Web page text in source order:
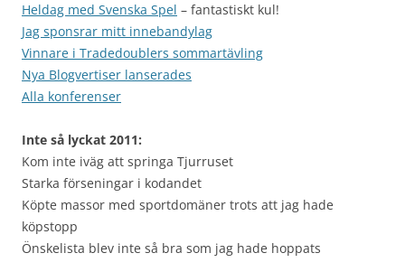
Heldag med Svenska Spel – fantastiskt kul!
Jag sponsrar mitt innebandylag
Vinnare i Tradedoublers sommartävling
Nya Blogvertiser lanserades
Alla konferenser
Inte så lyckat 2011:
Kom inte iväg att springa Tjurruset
Starka förseningar i kodandet
Köpte massor med sportdomäner trots att jag hade
köpstopp
Önskelista blev inte så bra som jag hade hoppats